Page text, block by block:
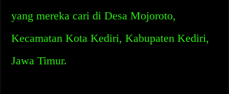
yang mereka cari di Desa Mojoroto,
Kecamatan Kota Kediri, Kabupaten Kediri,
Jawa Timur.